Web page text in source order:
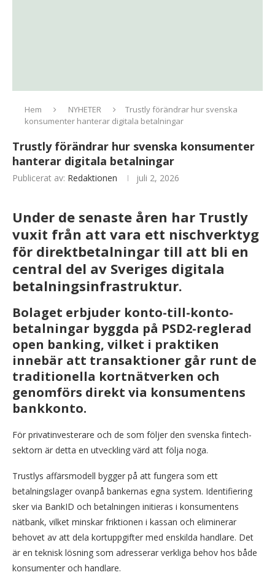
Hem NYHETER
Trustly förändrar hur svenska
konsumenter hanterar digitala betalningar
Trustly förändrar hur svenska konsumenter
hanterar digitala betalningar
Publicerat av: Redaktionen juli 2, 2026
Under de senaste åren har Trustly
vuxit från att vara ett nischverktyg
för direktbetalningar till att bli en
central del av Sveriges digitala
betalningsinfrastruktur.
Bolaget erbjuder konto-till-konto-
betalningar byggda på PSD2-reglerad
open banking, vilket i praktiken
innebär att transaktioner går runt de
traditionella kortnätverken och
genomförs direkt via konsumentens
bankkonto.
För privatinvesterare och de som följer den svenska fintech-
sektorn är detta en utveckling värd att följa noga.
Trustlys affärsmodell bygger på att fungera som ett
betalningslager ovanpå bankernas egna system. Identifiering
sker via BankID och betalningen initieras i konsumentens
nätbank, vilket minskar friktionen i kassan och eliminerar
behovet av att dela kortuppgifter med enskilda handlare. Det
är en teknisk lösning som adresserar verkliga behov hos både
konsumenter och handlare.